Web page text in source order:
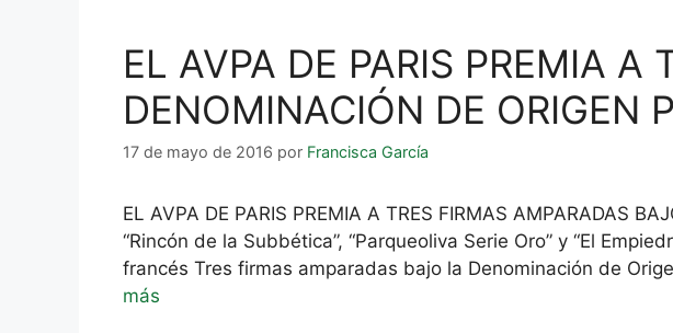
EL AVPA DE PARIS PREMIA
DENOMINACIÓN DE ORIGEN
17 de mayo de 2016 por Francisca García
EL AVPA DE PARIS PREMIA A TRES FIRMAS AMPARADAS
“Rincón de la Subbética”, “Parqueoliva Serie Oro” y “El
francés Tres firmas amparadas bajo la Denominación de
más